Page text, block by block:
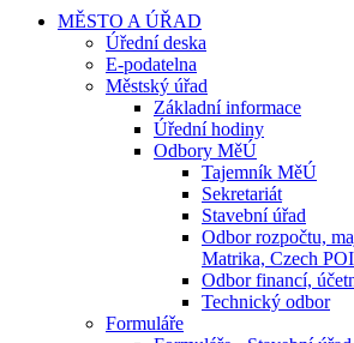
MĚSTO A ÚŘAD
Úřední deska
E-podatelna
Městský úřad
Základní informace
Úřední hodiny
Odbory MěÚ
Tajemník MěÚ
Sekretariát
Stavební úřad
Odbor rozpočtu,
Matrika, Czech
Odbor financí,
Technický odbor
Formuláře